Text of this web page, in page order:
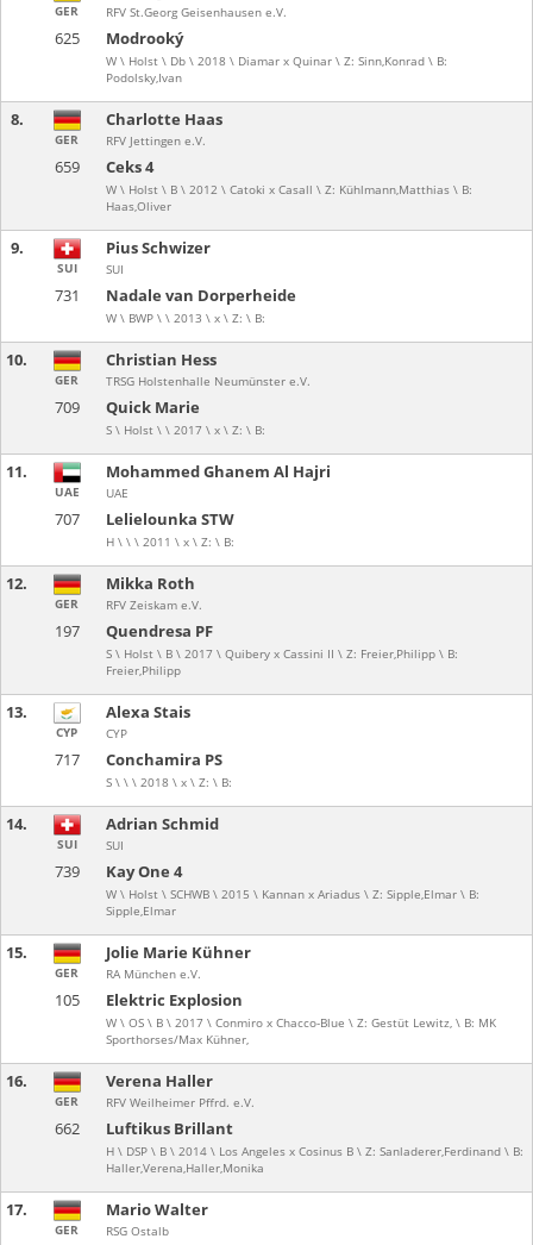
625 Modrooký
W \ Holst \ Db \ 2018 \ Diamar x Quinar \ Z: Sinn,Konrad \ B:
Podolsky,Ivan
GER RFV St.Georg Geisenhausen e.V.
8.
659 Ceks 4
W \ Holst \ B \ 2012 \ Catoki x Casall \ Z: Kühlmann,Matthias \ B:
Haas,Oliver
GER
Charlotte Haas
RFV Jettingen e.V.
9.
731 Nadale van Dorperheide
W \ BWP \ \ 2013 \ x \ Z: \ B:
SUI
Pius Schwizer
SUI
10.
709 Quick Marie
S \ Holst \ \ 2017 \ x \ Z: \ B:
GER
Christian Hess
TRSG Holstenhalle Neumünster e.V.
11.
707 Lelielounka STW
H \ \ \ 2011 \ x \ Z: \ B:
UAE
Mohammed Ghanem Al Hajri
UAE
12.
197 Quendresa PF
S \ Holst \ B \ 2017 \ Quibery x Cassini II \ Z: Freier,Philipp \ B:
Freier,Philipp
GER
Mikka Roth
RFV Zeiskam e.V.
13.
717 Conchamira PS
S \ \ \ 2018 \ x \ Z: \ B:
CYP
Alexa Stais
CYP
14.
739 Kay One 4
W \ Holst \ SCHWB \ 2015 \ Kannan x Ariadus \ Z: Sipple,Elmar \ B:
Sipple,Elmar
SUI
Adrian Schmid
SUI
15.
105 Elektric Explosion
W \ OS \ B \ 2017 \ Conmiro x Chacco-Blue \ Z: Gestüt Lewitz, \ B: MK
Sporthorses/Max Kühner,
GER
Jolie Marie Kühner
RA München e.V.
16.
662 Luftikus Brillant
H \ DSP \ B \ 2014 \ Los Angeles x Cosinus B \ Z: Sanladerer,Ferdinand \ B:
Haller,Verena,Haller,Monika
GER
Verena Haller
RFV Weilheimer Pffrd. e.V.
17.
GER
Mario Walter
RSG Ostalb